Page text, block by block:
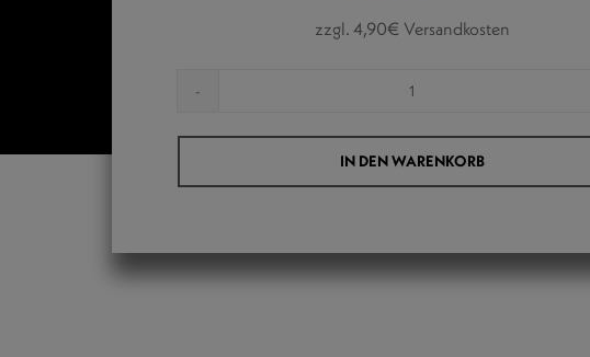
zzgl. 4,90€ Versandkosten
BERLIN
IN DEN WARENKORB